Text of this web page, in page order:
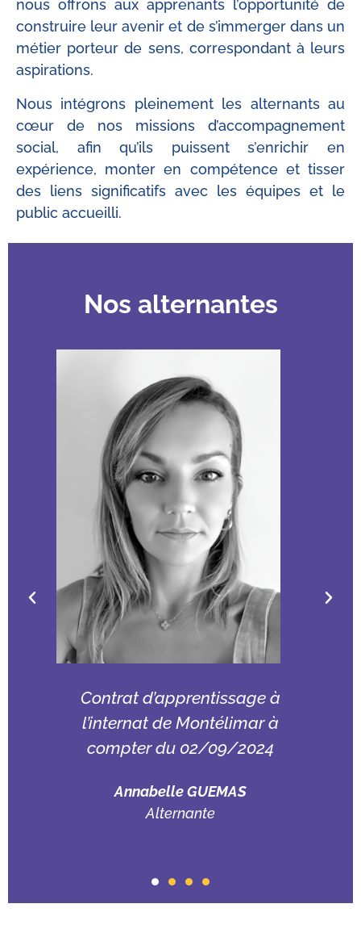
nous offrons aux apprenants l’opportunité de
construire leur avenir et de s’immerger dans un
métier porteur de sens, correspondant à leurs
aspirations.
Nous intégrons pleinement les alternants au
cœur de nos missions d’accompagnement
social, afin qu’ils puissent s’enrichir en
expérience, monter en compétence et tisser
des liens significatifs avec les équipes et le
public accueilli.
Nos alternantes
Contrat d’apprentissage à
l’internat de Montélimar à
compter du 02/09/2024
Annabelle GUEMAS
Alternante